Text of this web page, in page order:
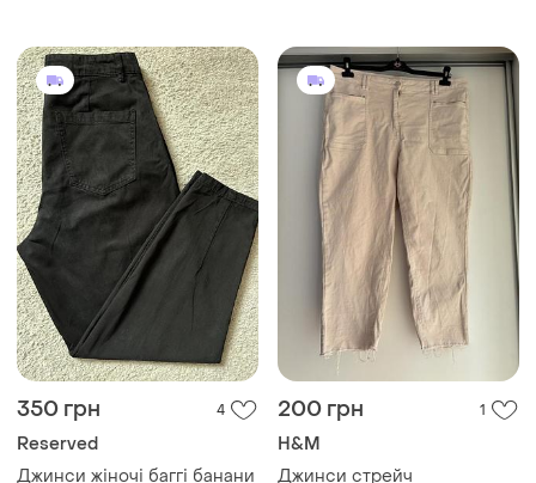
350 грн 4
Reserved
Джинси жіночі баггі банани
200 грн 1
H&M
Джинси стрейч